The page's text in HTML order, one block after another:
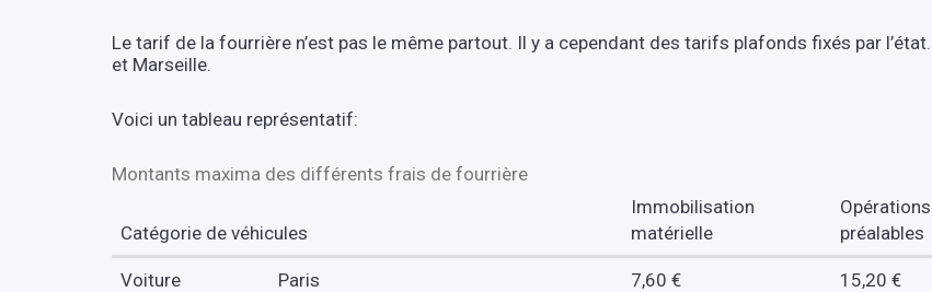
Le tarif de la fourrière n’est pas le même partout. Il y a cependant des tarifs plafonds fixés par
et Marseille.
Voici un tableau représentatif:
Montants maxima des différents frais de fourrière
Catégorie de véhicules
Immobilisation
matérielle
Opérations
préalables
Voiture
Paris 7,60 € 15,20 €